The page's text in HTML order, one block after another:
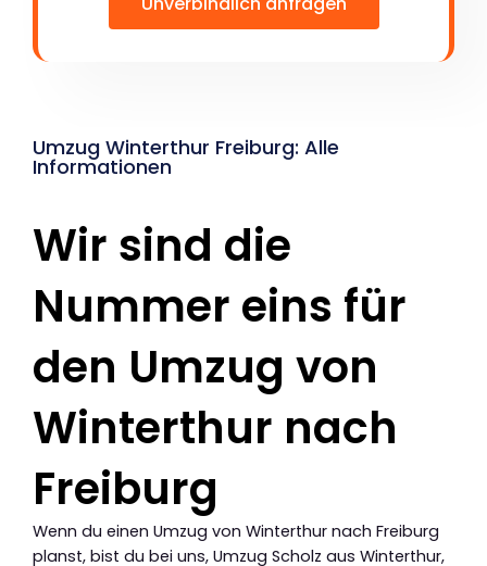
Umzug Winterthur Freiburg: Alle
Informationen
Wir sind die
Nummer eins für
den Umzug von
Winterthur nach
Freiburg
Wenn du einen Umzug von Winterthur nach Freiburg
planst, bist du bei uns, Umzug Scholz aus Winterthur,